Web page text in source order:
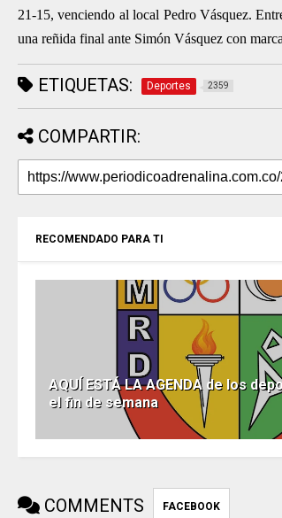
21-15, venciendo al local Pedro Vásquez.
una reñida final ante Simón Vásquez con
ETIQUETAS: Deportes 2359
COMPARTIR:
RECOMENDADO PARA TI
AQUÍ ESTÁ LA AGENDA de los
el fin de semana
COMMENTS FACEBOOK